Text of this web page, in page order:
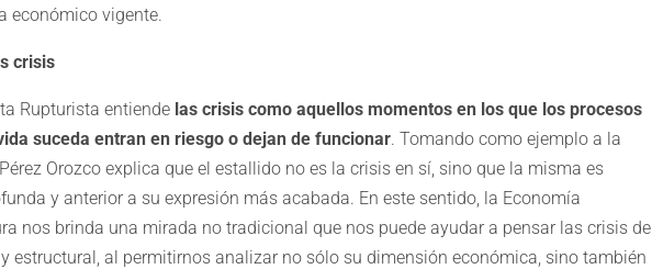
económico vigente.
crisis
Rupturista entiende las crisis como aquellos momentos en los que los procesos
suceda entran en riesgo o dejan de funcionar. Tomando como ejemplo a la
Orozco explica que el estallido no es la crisis en sí, sino que la misma es
y anterior a su expresión más acabada. En este sentido, la Economía
nos brinda una mirada no tradicional que nos puede ayudar a pensar las crisis de
estructural, al permitirnos analizar no sólo su dimensión económica, sino también